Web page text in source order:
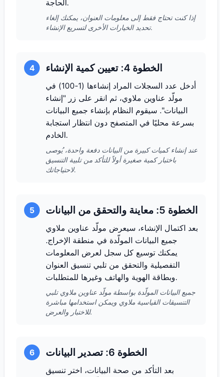
الحاجة.
إذا كنت تحتاج فقط إلى معلومات العنوان، يمكنك إلغاء
تحديد الخيارات الأخرى لتسريع الإنشاء.
4 الخطوة 4: تعيين كمية الإنشاء
أدخل عدد السجلات المراد إنشاءها (1-100) في
مولّد عناوين ملاوي، ثم انقر على زر "إنشاء
البيانات". سيقوم النظام بإنشاء جميع البيانات
بسرعة محليًا في المتصفح دون انتظار استجابة
الخادم.
عند إنشاء كميات كبيرة من البيانات دفعة واحدة، يُوصى
باختبار كمية صغيرة أولاً للتأكد من تلبية التنسيق
لاحتياجاتك.
5 الخطوة 5: معاينة والتحقق من البيانات
بعد اكتمال الإنشاء، سيعرض مولّد عناوين ملاوي
جميع البيانات المولّدة في منطقة الإخراج.
يمكنك توسيع كل سجل لعرض المعلومات
التفصيلية والتحقق من تلبي تنسيق العنوان
وبطاقة الهوية والهاتف وغيرها للمتطلبات.
جميع البيانات المولّدة بواسطة مولّد عناوين ملاوي تلبي
التنسيقات القياسية ملاوي ويمكن استخدامها مباشرة
للاختبار والعرض.
6 الخطوة 6: تصدير البيانات
بعد التأكد من صحة البيانات، اختر تنسيق